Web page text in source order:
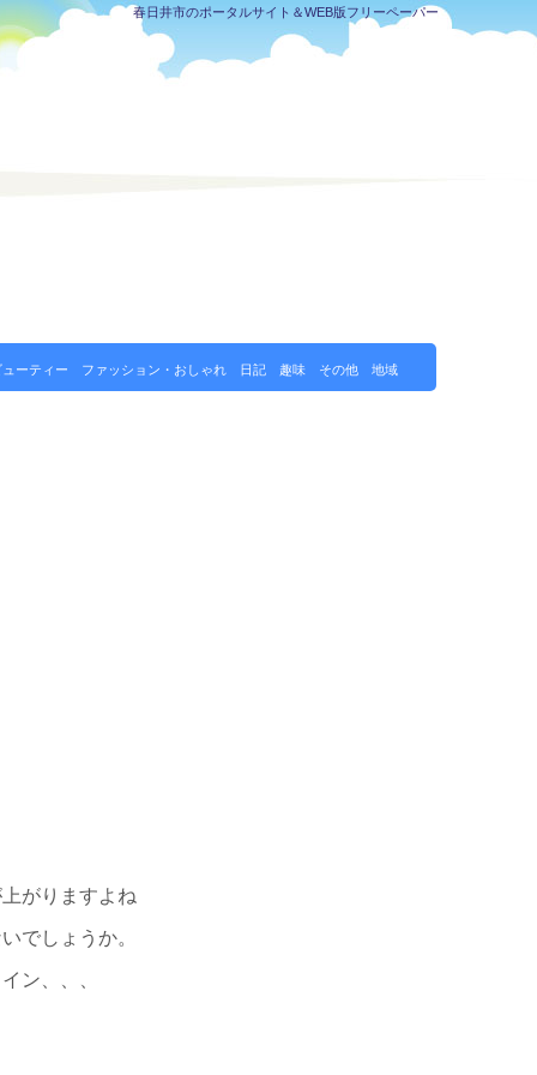
春日井市のポータルサイト＆WEB版フリーペーパー
ーティー ファッション・おしゃれ 日記 趣味 その他 地域
がりますよね
でしょうか。
ン、、、